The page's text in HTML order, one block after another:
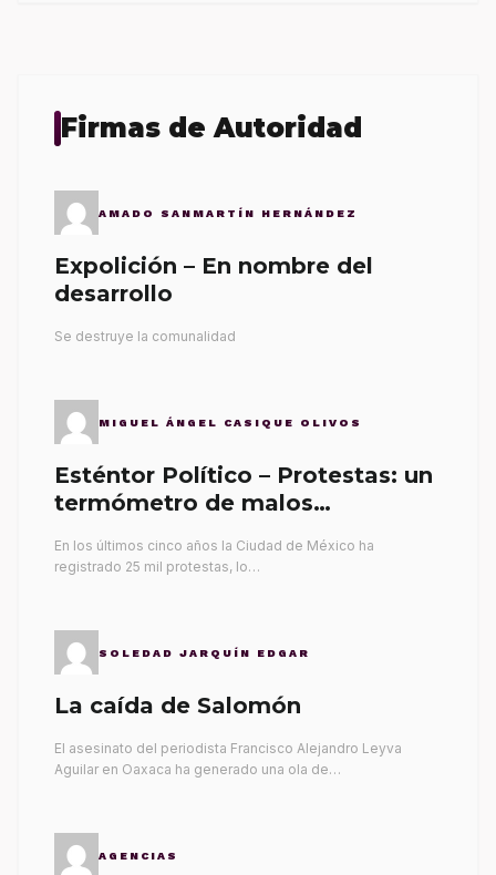
Firmas de Autoridad
AMADO SANMARTÍN HERNÁNDEZ
Expolición – En nombre del
desarrollo
Se destruye la comunalidad
MIGUEL ÁNGEL CASIQUE OLIVOS
Esténtor Político – Protestas: un
termómetro de malos
En los últimos cinco años la Ciudad de México ha
registrado 25 mil protestas, lo…
SOLEDAD JARQUÍN EDGAR
La caída de Salomón
El asesinato del periodista Francisco Alejandro Leyva
Aguilar en Oaxaca ha generado una ola de…
AGENCIAS